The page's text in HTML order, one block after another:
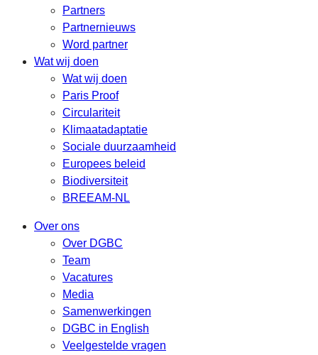
Partners
Partnernieuws
Word partner
Wat wij doen
Wat wij doen
Paris Proof
Circulariteit
Klimaatadaptatie
Sociale duurzaamheid
Europees beleid
Biodiversiteit
BREEAM-NL
Over ons
Over DGBC
Team
Vacatures
Media
Samenwerkingen
DGBC in English
Veelgestelde vragen